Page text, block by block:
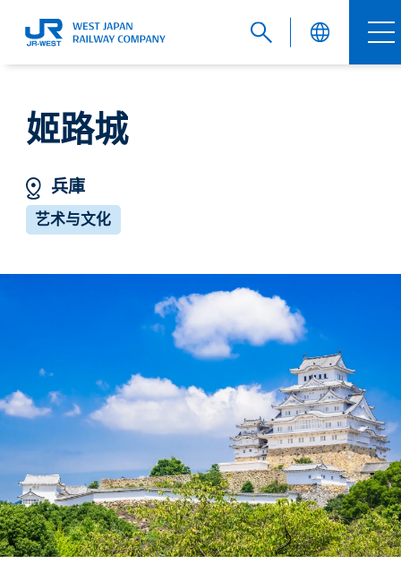
English
繁體中文
한국어
ภาษาไทย
姬路城
兵庫
艺术与文化